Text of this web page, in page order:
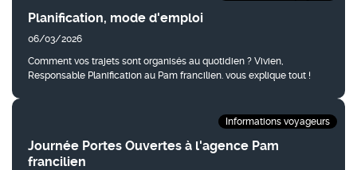
Planification, mode d'emploi
06/03/2026
Comment vos trajets sont organisés au quotidien ? Vivien,
Responsable Planification au Pam francilien. vous explique tout !
Journée Portes Ouvertes à l'agence Pam
francilien
Informations voyageurs